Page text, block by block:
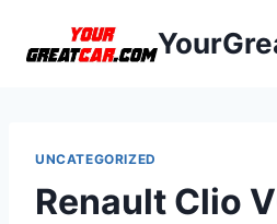
UNCATEGORIZED
Renault Clio